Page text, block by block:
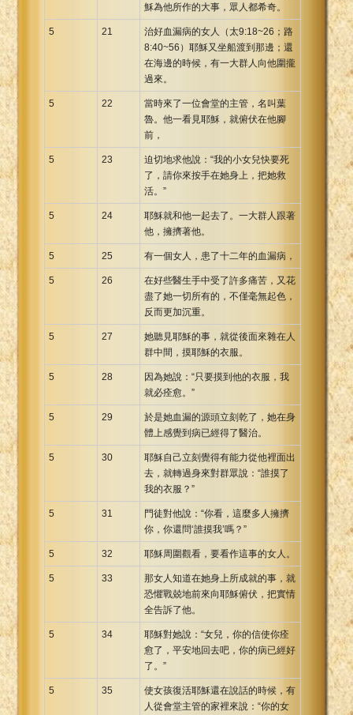
穌為他所作的大事，眾人都希奇。
5 21
治好血漏病的女人（太9:18~26；路
8:40~56）耶穌又坐船渡到那邊；還
在海邊的時候，有一大群人向他圍攏
過來。
5 22
當時來了一位會堂的主管，名叫葉
魯。他一看見耶穌，就俯伏在他腳
前，
5 23
迫切地求他說：“我的小女兒快要死
了，請你來按手在她身上，把她救
活。”
5 24
耶穌就和他一起去了。一大群人跟著
他，擁擠著他。
5 25 有一個女人，患了十二年的血漏病，
5 26
在好些醫生手中受了許多痛苦，又花
盡了她一切所有的，不僅毫無起色，
反而更加沉重。
5 27
她聽見耶穌的事，就從後面來雜在人
群中間，摸耶穌的衣服。
5 28
因為她說：“只要摸到他的衣服，我
就必痊愈。”
5 29
於是她血漏的源頭立刻乾了，她在身
體上感覺到病已經得了醫治。
5 30
耶穌自己立刻覺得有能力從他裡面出
去，就轉過身來對群眾說：“誰摸了
我的衣服？”
5 31
門徒對他說：“你看，這麼多人擁擠
你，你還問‘誰摸我’嗎？”
5 32 耶穌周圍觀看，要看作這事的女人。
5 33
那女人知道在她身上所成就的事，就
恐懼戰兢地前來向耶穌俯伏，把實情
全告訴了他。
5 34
耶穌對她說：“女兒，你的信使你痊
愈了，平安地回去吧，你的病已經好
了。”
5 35
使女孩復活耶穌還在說話的時候，有
人從會堂主管的家裡來說：“你的女